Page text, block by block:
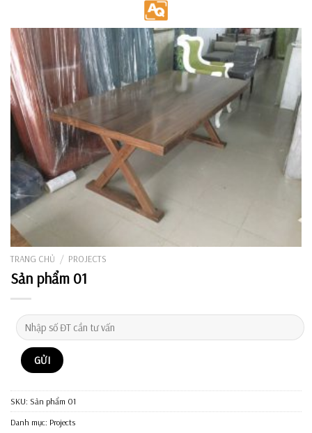
content
TRANG CHỦ / PROJECTS
Sản phẩm 01
SKU: Sản phẩm 01
Danh mục: Projects